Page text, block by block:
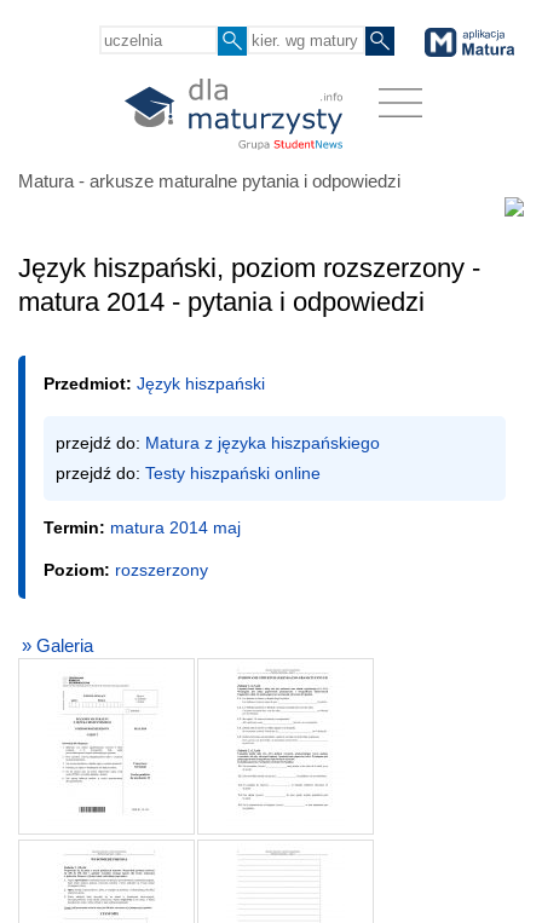
Matura - arkusze maturalne pytania i odpowiedzi
Język hiszpański, poziom rozszerzony -
matura 2014 - pytania i odpowiedzi
Przedmiot: Język hiszpański
przejdź do: Matura z języka hiszpańskiego
przejdź do: Testy hiszpański online
Termin: matura 2014 maj
Poziom: rozszerzony
» Galeria